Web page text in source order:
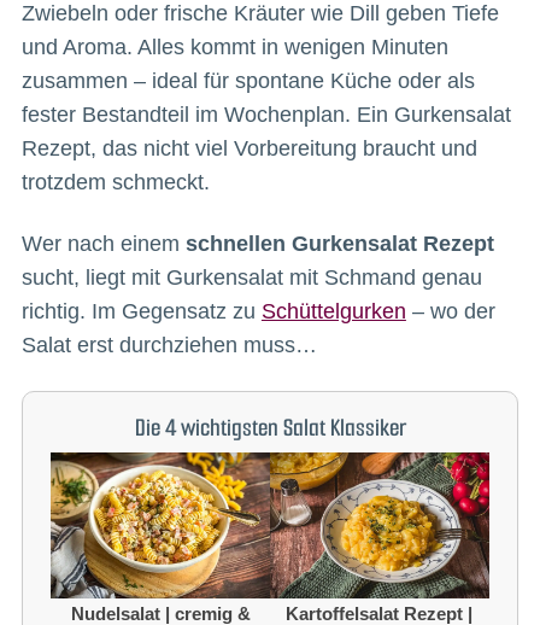
Zwiebeln oder frische Kräuter wie Dill geben Tiefe
und Aroma. Alles kommt in wenigen Minuten
zusammen – ideal für spontane Küche oder als
fester Bestandteil im Wochenplan. Ein Gurkensalat
Rezept, das nicht viel Vorbereitung braucht und
trotzdem schmeckt.
Wer nach einem schnellen Gurkensalat Rezept
sucht, liegt mit Gurkensalat mit Schmand genau
richtig. Im Gegensatz zu Schüttelgurken – wo der
Salat erst durchziehen muss…
Die 4 wichtigsten Salat Klassiker
Nudelsalat | cremig &
Kartoffelsalat Rezept |